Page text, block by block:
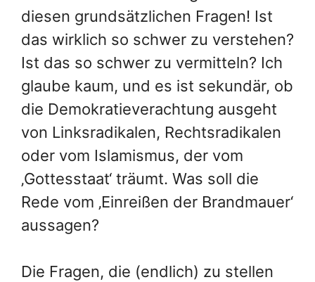
diesen grundsätzlichen Fragen! Ist
das wirklich so schwer zu verstehen?
Ist das so schwer zu vermitteln? Ich
glaube kaum, und es ist sekundär, ob
die Demokratieverachtung ausgeht
von Linksradikalen, Rechtsradikalen
oder vom Islamismus, der vom
‚Gottesstaat‘ träumt. Was soll die
Rede vom ‚Einreißen der Brandmauer‘
aussagen?
Die Fragen, die (endlich) zu stellen